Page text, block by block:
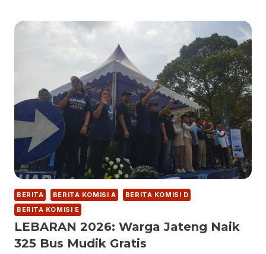
BERITA BERITA KOMISI A
BERITA KOMISI D
BERITA KOMISI E
LEBARAN 2026: Warga Jateng Naik
325 Bus Mudik Gratis